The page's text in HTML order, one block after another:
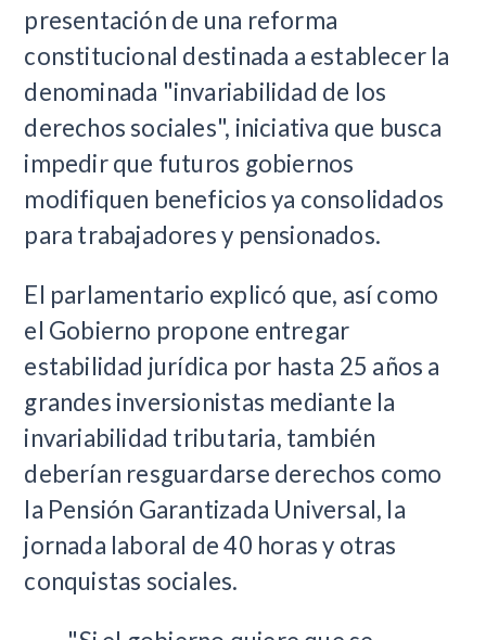
presentación de una reforma
constitucional destinada a establecer la
denominada "invariabilidad de los
derechos sociales", iniciativa que busca
impedir que futuros gobiernos
modifiquen beneficios ya consolidados
para trabajadores y pensionados.
El parlamentario explicó que, así como
el Gobierno propone entregar
estabilidad jurídica por hasta 25 años a
grandes inversionistas mediante la
invariabilidad tributaria, también
deberían resguardarse derechos como
la Pensión Garantizada Universal, la
jornada laboral de 40 horas y otras
conquistas sociales.